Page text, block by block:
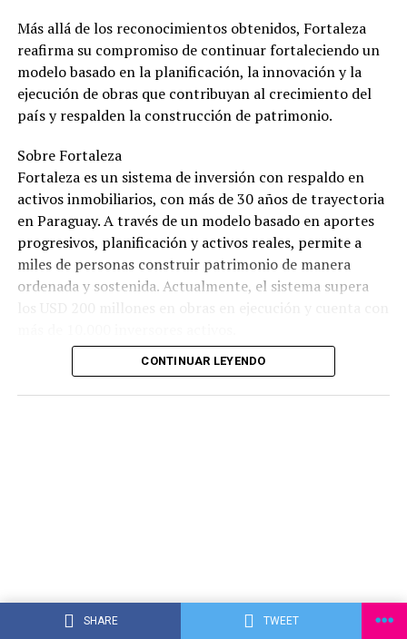
SHARE TWEET
Más allá de los reconocimientos obtenidos, Fortaleza
reafirma su compromiso de continuar fortaleciendo un
modelo basado en la planificación, la innovación y la
ejecución de obras que contribuyan al crecimiento del
país y respalden la construcción de patrimonio.
Sobre Fortaleza
Fortaleza es un sistema de inversión con respaldo en
activos inmobiliarios, con más de 30 años de trayectoria
en Paraguay. A través de un modelo basado en aportes
progresivos, planificación y activos reales, permite a
miles de personas construir patrimonio de manera
ordenada y sostenida. Actualmente, el sistema supera
CONTINUAR LEYENDO